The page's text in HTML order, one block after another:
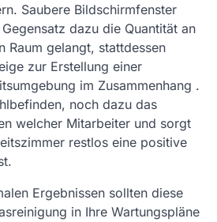
Saubere Bildschirmfenster
dazu die Quantität an
Raum gelangt, stattdessen
zur Erstellung einer
im Zusammenhang .
noch dazu das
welcher Mitarbeiter und sorgt
restlos eine positive
Ergebnissen sollten diese
in Ihre Wartungspläne